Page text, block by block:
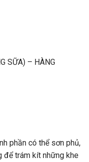
SỮA) – HÀNG
phần có thể sơn phủ,
trám kít những khe